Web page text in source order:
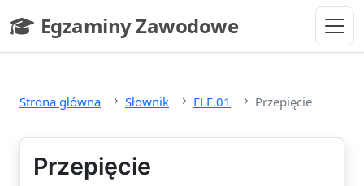
Egzaminy Zawodowe
- strona główna
Strona główna Słownik ELE.01 Przepięcie
Przepięcie